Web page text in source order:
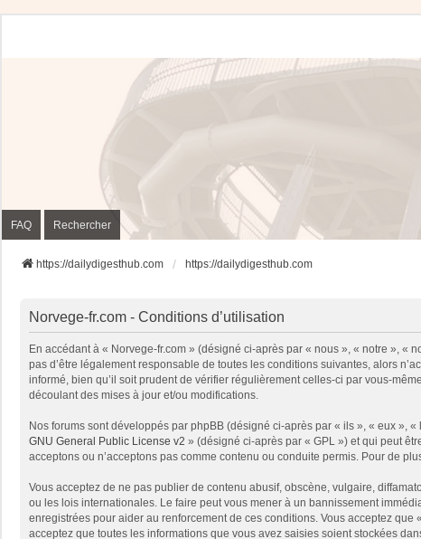
FAQ Rechercher
https://dailydigesthub.com https://dailydigesthub.com
Norvege-fr.com - Conditions d’utilisation
En accédant à « Norvege-fr.com » (désigné ci-après par « nous », « notre », «
pas d’être légalement responsable de toutes les conditions suivantes, alors
informé, bien qu’il soit prudent de vérifier régulièrement celles-ci par vous-
découlant des mises à jour et/ou modifications.
Nos forums sont développés par phpBB (désigné ci-après par « ils », « eux »,
GNU General Public License v2 » (désigné ci-après par « GPL ») et qui peut
acceptons ou n’acceptons pas comme contenu ou conduite permis. Pour de
Vous acceptez de ne pas publier de contenu abusif, obscène, vulgaire,
ou les lois internationales. Le faire peut vous mener à un bannissement
enregistrées pour aider au renforcement de ces conditions. Vous acceptez
acceptez que toutes les informations que vous avez saisies soient stockées